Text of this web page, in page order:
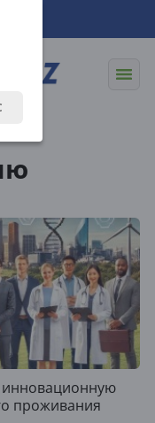
инновационную
проживания